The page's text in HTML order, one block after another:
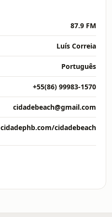
87.9 FM
Luís Correia
Português
+55(86) 99983-1570
cidadebeach@gmail.com
cidadephb.com/cidadebeach